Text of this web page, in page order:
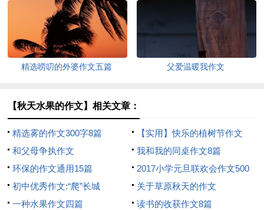
精选唠叨的外婆作文五篇 父爱温暖我作文
【秋天水果的作文】相关文章：
精选雾的作文300字8篇
【实用】快乐的植树节作文
300字六篇
和父母争执作文
我和我的同桌作文8篇
环保的作文通用15篇
2017小学元旦联欢会作文500
字
初中优秀作文:“爬”长城
关于草原秋天的作文
一种水果作文四篇
读书的收获作文8篇